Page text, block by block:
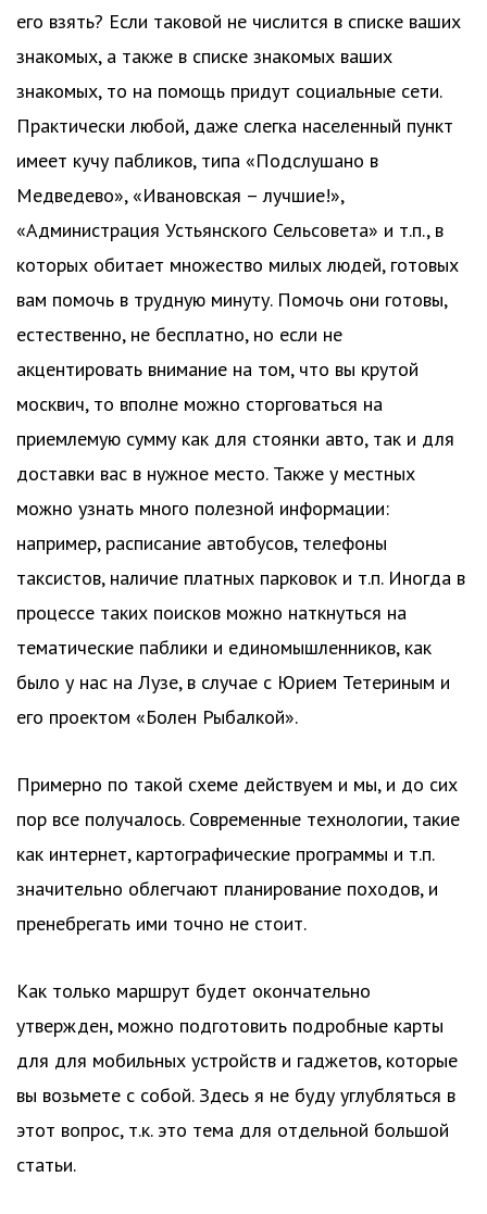
его взять? Если таковой не числится в списке ваших
знакомых, а также в списке знакомых ваших
знакомых, то на помощь придут социальные сети.
Практически любой, даже слегка населенный пункт
имеет кучу пабликов, типа «Подслушано в
Медведево», «Ивановская – лучшие!»,
«Администрация Устьянского Сельсовета» и т.п., в
которых обитает множество милых людей, готовых
вам помочь в трудную минуту. Помочь они готовы,
естественно, не бесплатно, но если не
акцентировать внимание на том, что вы крутой
москвич, то вполне можно сторговаться на
приемлемую сумму как для стоянки авто, так и для
доставки вас в нужное место. Также у местных
можно узнать много полезной информации:
например, расписание автобусов, телефоны
таксистов, наличие платных парковок и т.п. Иногда в
процессе таких поисков можно наткнуться на
тематические паблики и единомышленников, как
было у нас на Лузе, в случае с Юрием Тетериным и
его проектом «Болен Рыбалкой».
Примерно по такой схеме действуем и мы, и до сих
пор все получалось. Современные технологии, такие
как интернет, картографические программы и т.п.
значительно облегчают планирование походов, и
пренебрегать ими точно не стоит.
Как только маршрут будет окончательно
утвержден, можно подготовить подробные карты
для для мобильных устройств и гаджетов, которые
вы возьмете с собой. Здесь я не буду углубляться в
этот вопрос, т.к. это тема для отдельной большой
статьи.